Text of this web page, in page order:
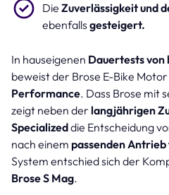
Die Zuverlässigkeit und
ebenfalls gesteigert.
In hauseigenen Dauertests von
beweist der Brose E-Bike
Performance. Dass Brose mit
zeigt neben der langjährigen
Specializeddie Entscheidung
nach einem passenden
System entschied sich der
Brose S Mag.